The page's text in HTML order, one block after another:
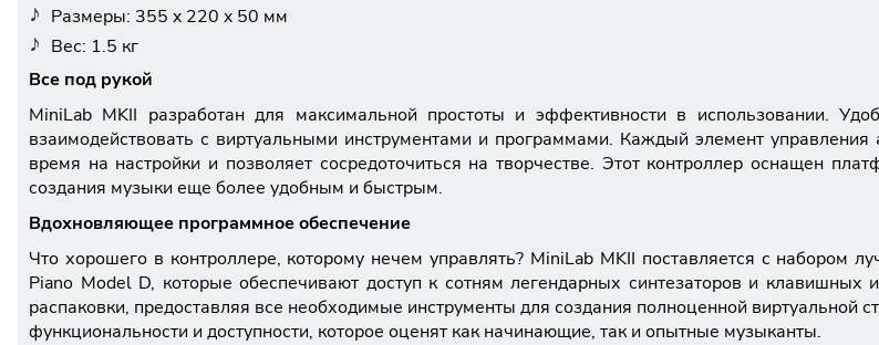
Размеры: 355 x 220 x 50 мм
Вес: 1.5 кг
Все под рукой
MiniLab MKII разработан для максимальной простоты и эффективности в использовании.
взаимодействовать с виртуальными инструментами и программами. Каждый элемент
время на настройки и позволяет сосредоточиться на творчестве. Этот контроллер оснащен
создания музыки еще более удобным и быстрым.
Вдохновляющее программное обеспечение
Что хорошего в контроллере, которому нечем управлять? MiniLab MKII поставляется с
Piano Model D, которые обеспечивают доступ к сотням легендарных синтезаторов и клавишных
распаковки, предоставляя все необходимые инструменты для создания полноценной виртуальной
функциональности и доступности, которое оценят как начинающие, так и опытные музыканты.